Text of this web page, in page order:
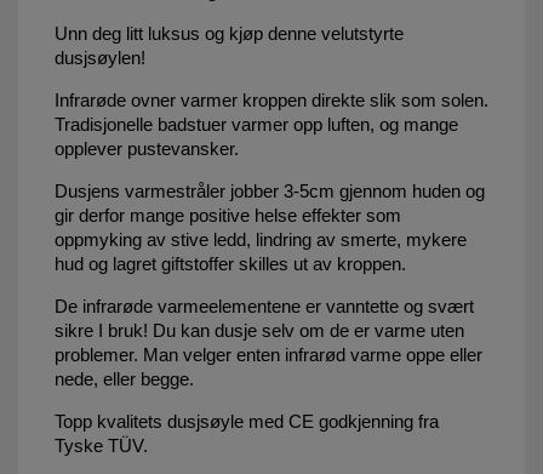
Unn deg litt luksus og kjøp denne velutstyrte
dusjsøylen!
Infrarøde ovner varmer kroppen direkte slik som solen.
Tradisjonelle badstuer varmer opp luften, og mange
opplever pustevansker.
Dusjens varmestråler jobber 3-5cm gjennom huden og
gir derfor mange positive helse effekter som
oppmyking av stive ledd, lindring av smerte, mykere
hud og lagret giftstoffer skilles ut av kroppen.
De infrarøde varmeelementene er vanntette og svært
sikre I bruk! Du kan dusje selv om de er varme uten
problemer. Man velger enten infrarød varme oppe eller
nede, eller begge.
Topp kvalitets dusjsøyle med CE godkjenning fra
Tyske TÜV.